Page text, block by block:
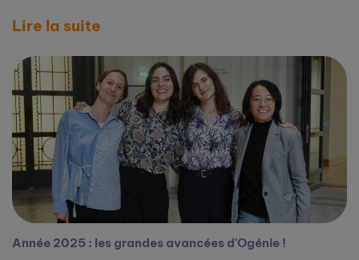
Lire la suite
Année 2025 : les grandes avancées d'Ogénie !